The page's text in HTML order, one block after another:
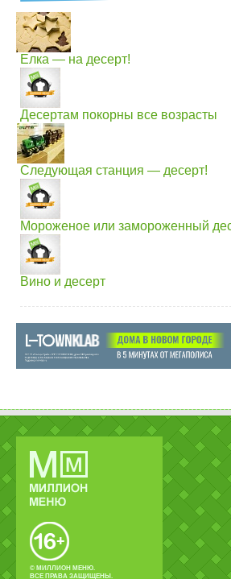
Елка — на десерт!
Десертам покорны все возрасты
Следующая станция — десерт!
Мороженое или замороженный
Вино и десерт
© МИЛЛИОН МЕНЮ.
ВСЕ ПРАВА ЗАЩИЩЕНЫ.